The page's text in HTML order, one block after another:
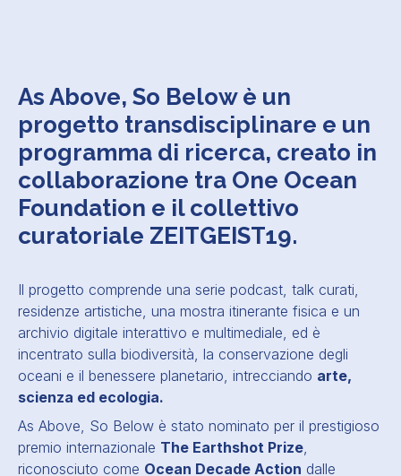
As Above, So Below è un
progetto transdisciplinare e un
programma di ricerca, creato in
collaborazione tra One Ocean
Foundation e il collettivo
curatoriale ZEITGEIST19.
Il progetto comprende una serie podcast, talk curati,
residenze artistiche, una mostra itinerante fisica e un
archivio digitale interattivo e multimediale, ed è
incentrato sulla biodiversità, la conservazione degli
oceani e il benessere planetario, intrecciando arte,
scienza ed ecologia.
As Above, So Below è stato nominato per il prestigioso
premio internazionale The Earthshot Prize,
riconosciuto come Ocean Decade Action dalle